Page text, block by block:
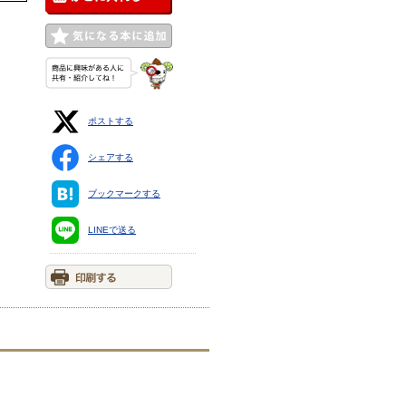
ポストする
シェアする
ブックマークする
LINEで送る